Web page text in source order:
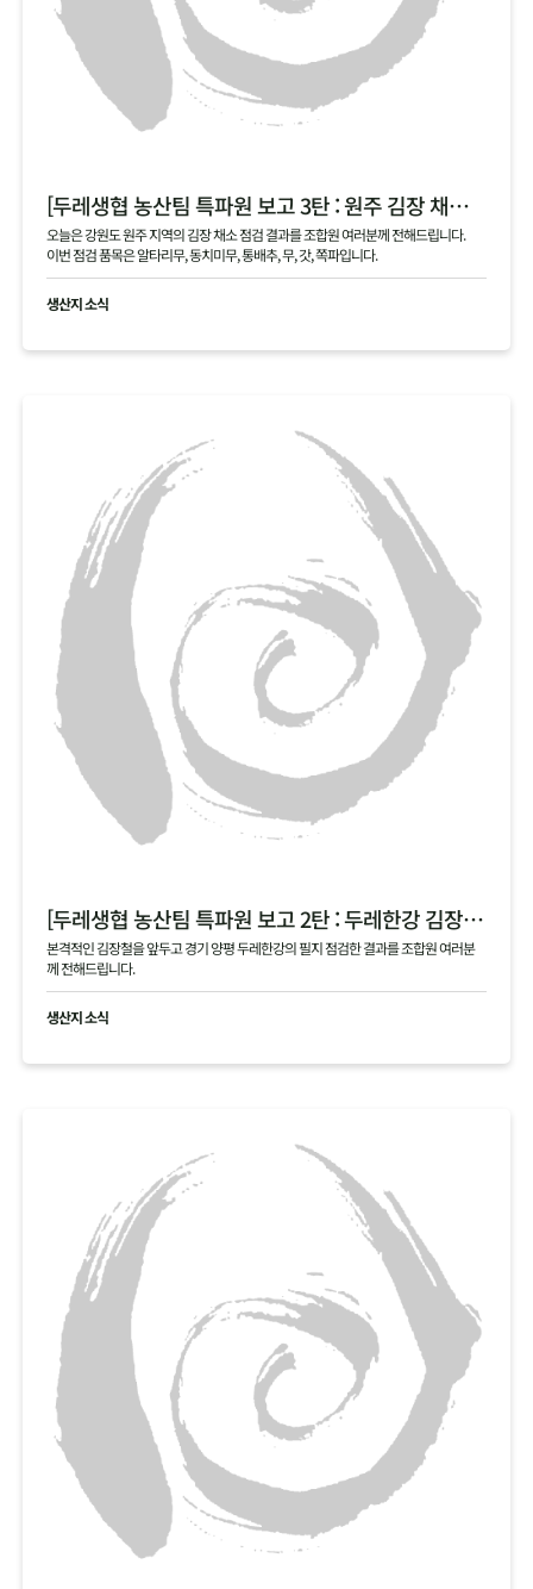
[두레생협 농산팀 특파원 보고 3탄 : 원주 김장 채소 필지 점검 현황 공유]
오늘은 강원도 원주 지역의 김장 채소 점검 결과를 조합원 여러분께 전해드립니다.
이번 점검 품목은 알타리무, 동치미무, 통배추, 무, 갓, 쪽파입니다.
생산지 소식
[두레생협 농산팀 특파원 보고 2탄 : 두레한강 김장 채소 필지 점검 현황 공유]
본격적인 김장철을 앞두고 경기 양평 두레한강의 필지 점검한 결과를 조합원 여러분
께 전해드립니다.
생산지 소식